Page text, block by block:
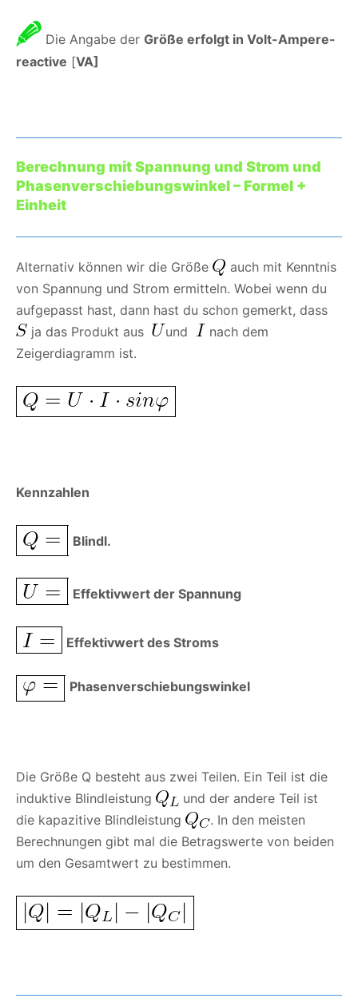
Die Angabe der Größe erfolgt in Volt-Ampere-
reactive [VA]
Berechnung mit Spannung und Strom und
Phasenverschiebungswinkel – Formel +
Einheit
Alternativ können wir die Größe
auch mit Kenntnis
von Spannung und Strom ermitteln. Wobei wenn du
aufgepasst hast, dann hast du schon gemerkt, dass
ja das Produkt aus
und
nach dem
Zeigerdiagramm ist.
Kennzahlen
Blindl.
Effektivwert der Spannung
Effektivwert des Stroms
Phasenverschiebungswinkel
Die Größe Q besteht aus zwei Teilen. Ein Teil ist die
induktive Blindleistung
und der andere Teil ist
die kapazitive Blindleistung
. In den meisten
Berechnungen gibt mal die Betragswerte von beiden
um den Gesamtwert zu bestimmen.